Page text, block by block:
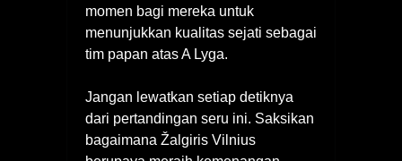
momen bagi mereka untuk
menunjukkan kualitas sejati sebagai
tim papan atas A Lyga.
Jangan lewatkan setiap detiknya
dari pertandingan seru ini. Saksikan
bagaimana Žalgiris Vilnius